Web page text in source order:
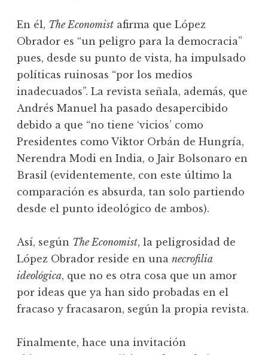
En él, The Economist afirma que López
Obrador es “un peligro para la democracia”
pues, desde su punto de vista, ha impulsado
políticas ruinosas “por los medios
inadecuados”. La revista señala, además, que
Andrés Manuel ha pasado desapercibido
debido a que “no tiene ‘vicios’ como
Presidentes como Viktor Orbán de Hungría,
Nerendra Modi en India, o Jair Bolsonaro en
Brasil (evidentemente, con este último la
comparación es absurda, tan solo partiendo
desde el punto ideológico de ambos).
Así, según The Economist, la peligrosidad de
López Obrador reside en una necrofilia
ideológica, que no es otra cosa que un amor
por ideas que ya han sido probadas en el
fracaso y fracasaron, según la propia revista.
Finalmente, hace una invitación